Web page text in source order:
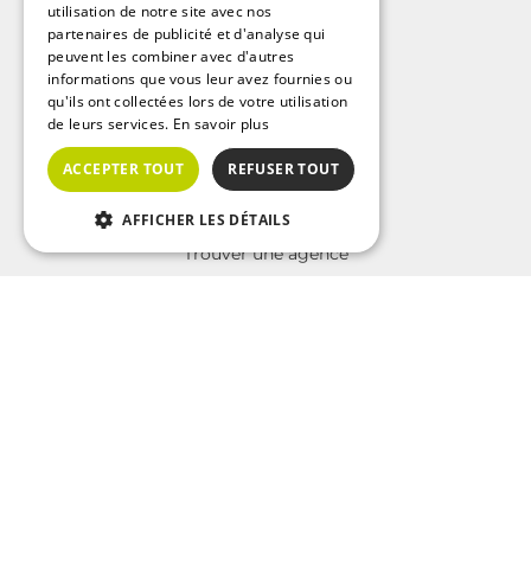
Carte
A découvrir
Nos guides immobiliers
Immobilier sur Paris
Immobilier sur Marseille
Immobilier sur Lyon
A propos d'Interkab
Trouver une agence
utilisation de notre site avec nos
partenaires de publicité et d'analyse qui
peuvent les combiner avec d'autres
informations que vous leur avez fournies ou
qu'ils ont collectées lors de votre utilisation
de leurs services. En savoir plus
ACCEPTER TOUT REFUSER TOUT
AFFICHER LES DÉTAILS